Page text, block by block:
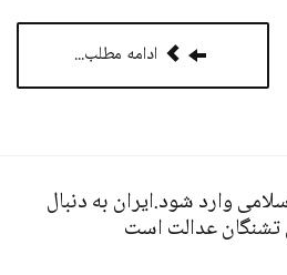
ادامه مطلب...
وارد شود.ایران به دنبال
تشنگان عدالت است